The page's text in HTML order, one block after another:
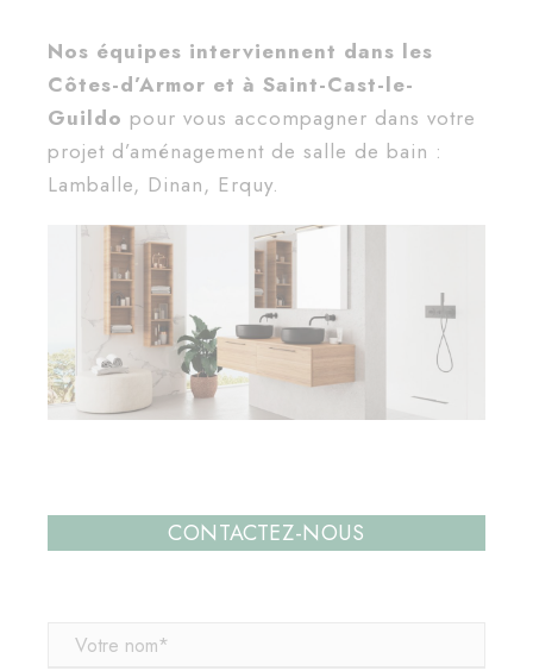
Nos équipes interviennent dans les
Côtes-d’Armor et à Saint-Cast-le-
Guildo pour vous accompagner dans votre
projet d’aménagement de salle de bain :
Lamballe, Dinan, Erquy.
CONTACTEZ-NOUS